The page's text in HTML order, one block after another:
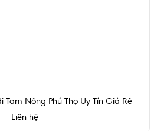
Tam Nông Phú Thọ Uy Tín Giá Rẻ
Liên hệ